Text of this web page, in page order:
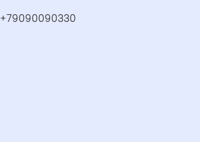
+79090090330